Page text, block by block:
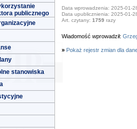
publicznego
stanowiska
Data wprowadzenia: 2025-01-
Data upublicznienia: 2025-01-
Art. czytany: 1759 razy
Wiadomość wprowadził:
» Pokaż rejestr zmian dla